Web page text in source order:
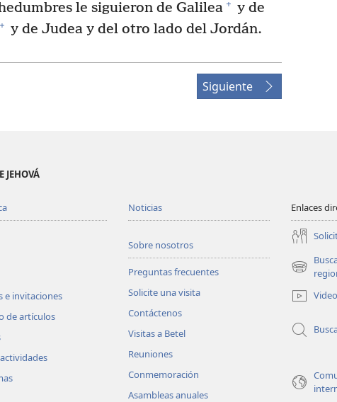
le siguieron de Galilea + y de
+ y de Judea y del otro lado del Jordán.
Siguiente
JEHOVÁ
e invitaciones
de artículos
Noticias
Sobre nosotros
Preguntas frecuentes
Solicite una visita
Contáctenos
Visitas a Betel
Reuniones
Conmemoración
Asambleas anuales
Enlaces
(abre
nueva